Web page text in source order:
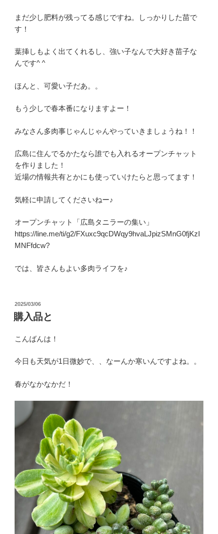
まだ少し肥料が残ってる感じですね。しっかりした苗で
す！
葉挿しもよく出てくれるし、強い子なんで大好き苗子な
んです^ ^
ほんと、可愛い子だあ。。
もう少しで春本番になりますよー！
みなさん多肉事じゃんじゃんやっていきましょうね！！
広島に住んでるかたなら誰でも入れるオープンチャット
を作りました！
近場の情報共有とかにも使っていけたらと思ってます！
気軽に申請してくださいねー♪
オープンチャット「広島タニラーの集い」
https://line.me/ti/g2/FXuxc9qcDWqy9hvaLJpizSMnG0fjKzI
MNFfdcw?
では、皆さんもよい多肉ライフを♪
投
稿
日:
2025/03/06
購入品と
こんばんは！
今日も天気が1日微妙で、、なーんか寒いんですよね。。
春がなかなかだ！